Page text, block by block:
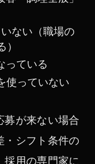
ない（職場の
っている
使っていない
募が来ない場合
・シフト条件の
採用の専門家に